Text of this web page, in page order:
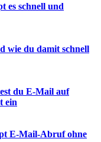
es schnell und
wie du damit schnell
du E-Mail auf
ein
E-Mail-Abruf ohne